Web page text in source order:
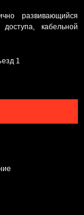
развивающийся
кабельной
1